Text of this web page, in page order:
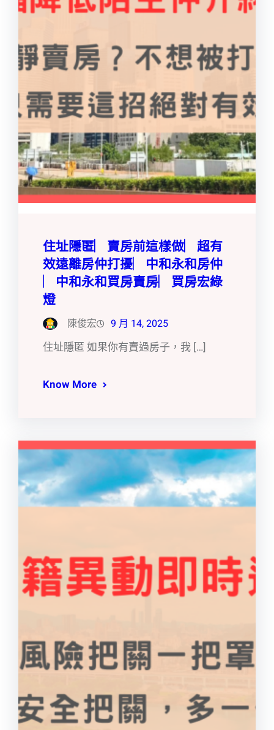
住址隱匿︳賣房前這樣做︳超有
效遠離房仲打擾︳中和永和房仲
︳中和永和買房賣房︳買房宏綠
燈
陳俊宏 9 月 14, 2025
住址隱匿 如果你有賣過房子，我 […]
Know More